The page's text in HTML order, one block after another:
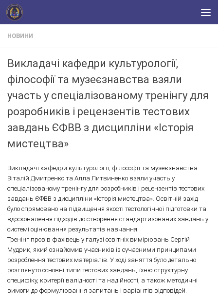
Skip to content
НОВИНИ
Викладачі кафедри культурології,
філософії та музеєзнавства взяли
участь у спеціалізованому тренінгу для
розробників і рецензентів тестових
завдань ЄФВВ з дисципліни «Історія
мистецтва»
Викладачі кафедри культурології, філософії та музеєзнавства
Віталій Дмитренко та Алла Литвиненко взяли участь у
спеціалізованому тренінгу для розробників і рецензентів тестових
завдань ЄФВВ з дисципліни «Історія мистецтва». Освітній захід
було спрямовано на підвищення якості тестологічної підготовки та
вдосконалення підходів до створення стандартизованих завдань у
системі оцінювання результатів навчання.
Тренінг провів фахівець у галузі освітніх вимірювань Сергій
Мудрик, який ознайомив учасників із сучасними принципами
розроблення тестових матеріалів. У ході заняття було детально
розглянуто основні типи тестових завдань, їхню структурну
специфіку, критерії валідності та надійності, а також методичні
вимоги до формулювання запитань і варіантів відповідей.